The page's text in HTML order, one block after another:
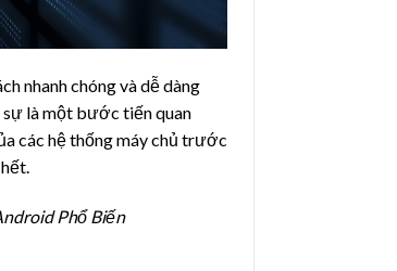
nhanh chóng và dễ dàng
sự là một bước tiến quan
các hệ thống máy chủ trước
Phổ Biến